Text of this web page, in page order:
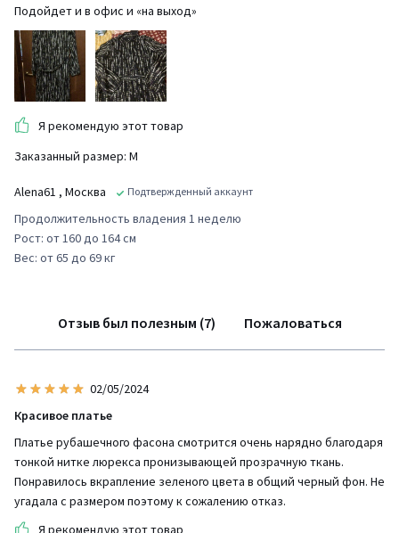
Подойдет и в офис и «на выход»
Я рекомендую этот товар
Заказанный размер: М
Alena61 , Москва Подтвержденный аккаунт
Продолжительность владения 1 неделю
Рост: от 160 до 164 см
Вес: от 65 до 69 кг
Отзыв был полезным (7) Пожаловаться
02/05/2024
Красивое платье
Платье рубашечного фасона смотрится очень нарядно благодаря
тонкой нитке люрекса пронизывающей прозрачную ткань.
Понравилось вкрапление зеленого цвета в общий черный фон. Не
угадала с размером поэтому к сожалению отказ.
Я рекомендую этот товар